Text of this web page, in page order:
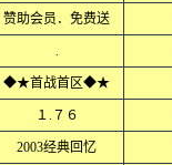
赞助会员．免费送
.
◆★首战首区◆★
１.７６
2003经典回忆